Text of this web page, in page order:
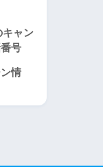
ャン
号
情